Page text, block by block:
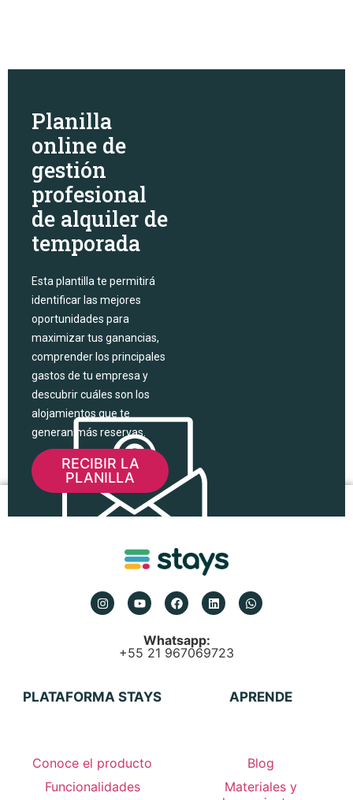
Planilla
online de
gestión
profesional
de alquiler de
temporada
Esta plantilla te permitirá
identificar las mejores
oportunidades para
maximizar tus ganancias,
comprender los principales
gastos de tu empresa y
descubrir cuáles son los
alojamientos que te
generan más reservas.
RECIBIR LA
PLANILLA
Whatsapp:
+55 21 967069723
PLATAFORMA STAYS
Conoce el producto
Funcionalidades
APRENDE
Blog
Materiales y